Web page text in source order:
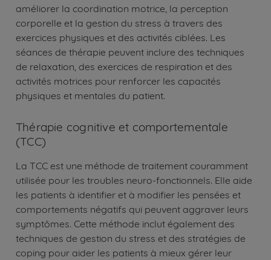
améliorer la coordination motrice, la perception
corporelle et la gestion du stress à travers des
exercices physiques et des activités ciblées. Les
séances de thérapie peuvent inclure des techniques
de relaxation, des exercices de respiration et des
activités motrices pour renforcer les capacités
physiques et mentales du patient.
Thérapie cognitive et comportementale
(TCC)
La TCC est une méthode de traitement couramment
utilisée pour les troubles neuro-fonctionnels. Elle aide
les patients à identifier et à modifier les pensées et
comportements négatifs qui peuvent aggraver leurs
symptômes. Cette méthode inclut également des
techniques de gestion du stress et des stratégies de
coping pour aider les patients à mieux gérer leur